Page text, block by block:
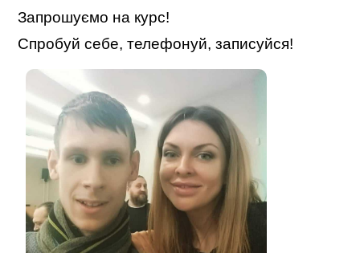
Запрошуємо на курс!
Спробуй себе, телефонуй, записуйся!